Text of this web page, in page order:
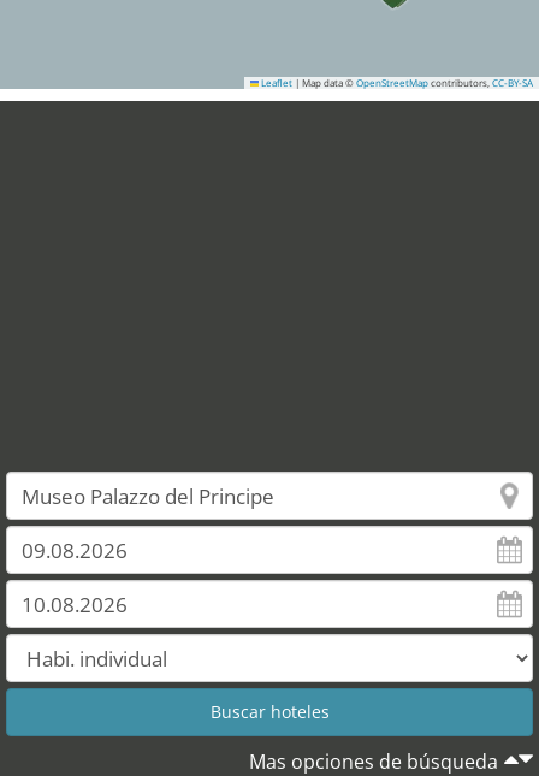
Leaflet | Map data © OpenStreetMap contributors, CC-BY-SA
Mas opciones de búsqueda